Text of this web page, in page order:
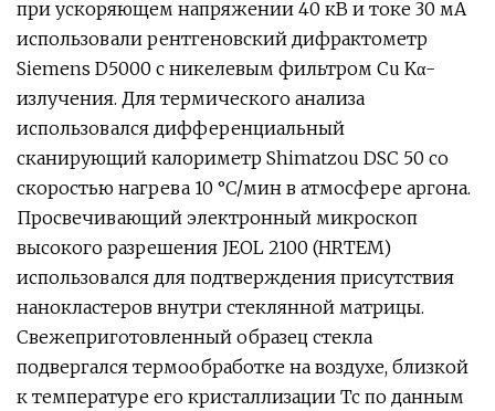
при ускоряющем напряжении 40 кВ и токе 30 мА
использовали рентгеновский дифрактометр
Siemens D5000 с никелевым фильтром Cu Kα-
излучения. Для термического анализа
использовался дифференциальный
сканирующий калориметр Shimatzou DSC 50 со
скоростью нагрева 10 °C/мин в атмосфере аргона.
Просвечивающий электронный микроскоп
высокого разрешения JEOL 2100 (HRTEM)
использовался для подтверждения присутствия
нанокластеров внутри стеклянной матрицы.
Свежеприготовленный образец стекла
подвергался термообработке на воздухе, близкой
к температуре его кристаллизации Тс по данным